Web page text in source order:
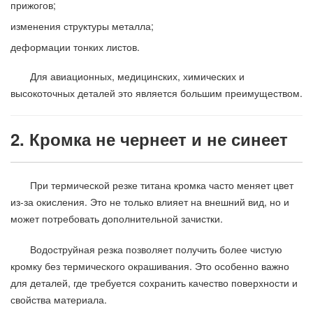
прижогов;
изменения структуры металла;
деформации тонких листов.
Для авиационных, медицинских, химических и
высокоточных деталей это является большим преимуществом.
2. Кромка не чернеет и не синеет
При термической резке титана кромка часто меняет цвет
из-за окисления. Это не только влияет на внешний вид, но и
может потребовать дополнительной зачистки.
Водоструйная резка позволяет получить более чистую
кромку без термического окрашивания. Это особенно важно
для деталей, где требуется сохранить качество поверхности и
свойства материала.